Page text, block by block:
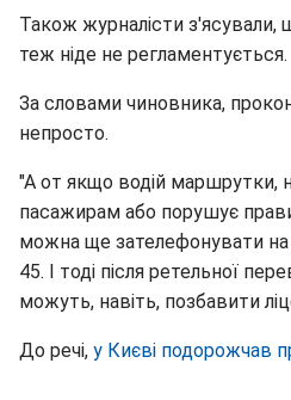
Також журналісти з'ясували,
теж ніде не регламентується.
За словами чиновника,
непросто.
"А от якщо водій маршрутки,
пасажирам або порушує
можна ще зателефонувати на
45. І тоді після ретельної
можуть, навіть, позбавити
До речі, у Києві подорожчав